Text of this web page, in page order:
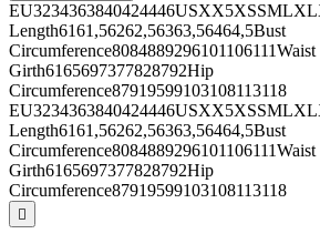
Length6161,56262,56363,56464,5Bust
Circumference8084889296101106111Waist
Girth6165697377828792Hip
Circumference87919599103108113118
Length6161,56262,56363,56464,5Bust
Circumference8084889296101106111Waist
Girth6165697377828792Hip
Circumference87919599103108113118
